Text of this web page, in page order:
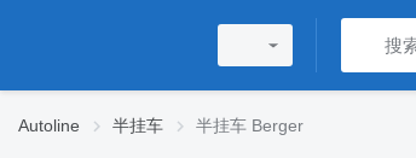
Autoline 半挂车 半挂车 Berger